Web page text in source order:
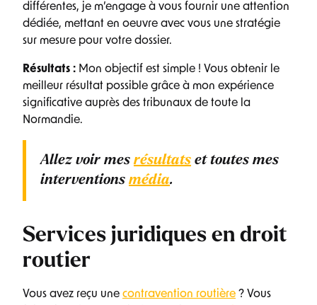
différentes, je m’engage à vous fournir une attention
dédiée, mettant en oeuvre avec vous une stratégie
sur mesure pour votre dossier.
Résultats : Mon objectif est simple ! Vous obtenir le
meilleur résultat possible grâce à mon expérience
significative auprès des tribunaux de toute la
Normandie.
Allez voir mesrésultats et toutes mes
interventions média.
Services juridiques en droit
routier
Vous avez reçu une contravention routière ? Vous